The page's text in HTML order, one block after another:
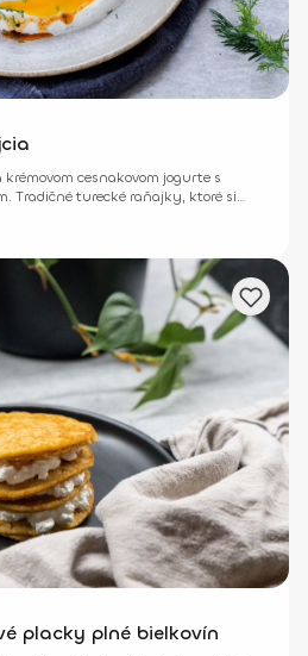
cesnakovom jogurte s
Tradičné turecké raňajky, ktoré si
placky plné bielkovín